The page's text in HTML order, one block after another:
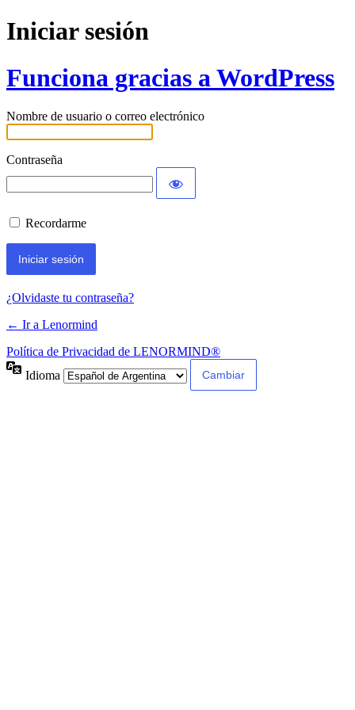
Iniciar sesión
Funciona gracias a WordPress
Nombre de usuario o correo electrónico
Contraseña
Recordarme
¿Olvidaste tu contraseña?
← Ir a Lenormind
Política de Privacidad de LENORMIND®
Idioma